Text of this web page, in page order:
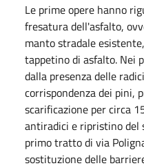
Le prime opere hanno
fresatura dell'asfalto,
manto stradale
tappetino di asfalto. Nei
dalla presenza delle
corrispondenza dei pini,
scarificazione per circa
antiradici e ripristino del
primo tratto di via
sostituzione delle